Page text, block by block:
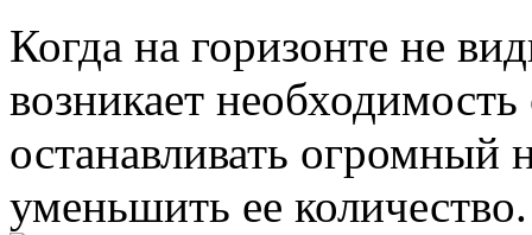
Когда на горизонте не
возникает
останавливать огромный
уменьшить ее количество.